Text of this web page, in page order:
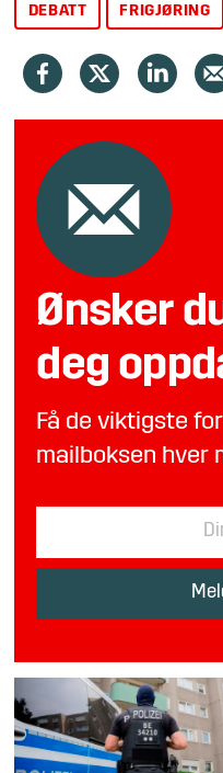
DEBATT FRIGJØRING
Ønsker
deg
Få de viktigste
mailboksen hver